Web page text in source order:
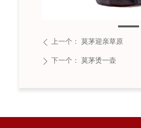
ꄴ 上一个： 莫茅迎亲草原
ꄲ 下一个： 莫茅烫一壶